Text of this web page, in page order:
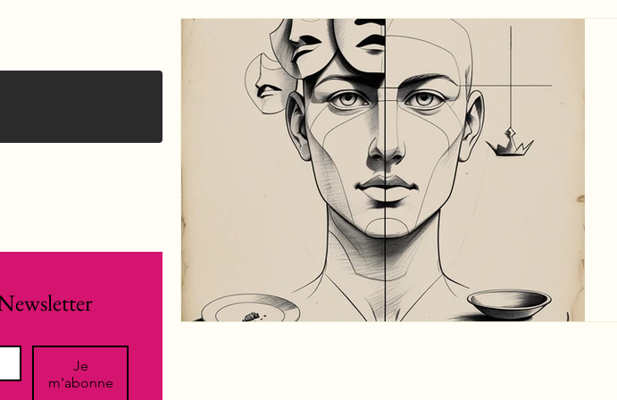
Je
m'abonne